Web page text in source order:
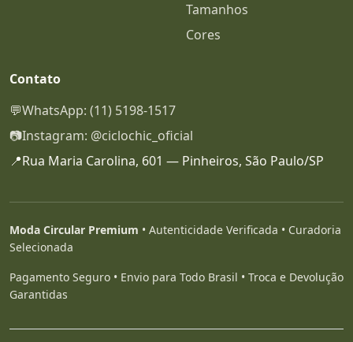
Tamanhos
Cores
Contato
💬WhatsApp: (11) 5198-1517
📷Instagram: @ciclochic_oficial
📍Rua Maria Carolina, 601 — Pinheiros, São Paulo/SP
Moda Circular Premium • Autenticidade Verificada • Curadoria
Selecionada
Pagamento Seguro • Envio para Todo Brasil • Troca e Devolução
Garantidas